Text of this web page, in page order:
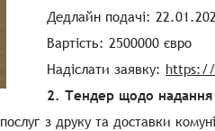
Дедлайн подачі:
Вартість: 2500000 євро
Надіслати заявку: https://
2. Тендер щодо надання
з друку та доставки